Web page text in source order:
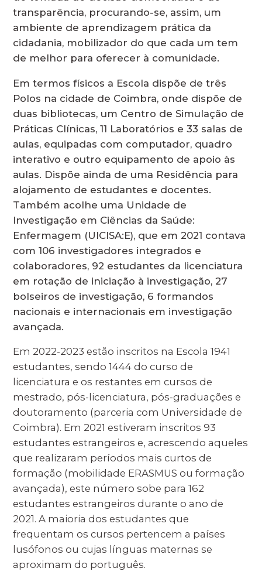
transparência, procurando-se, assim, um
ambiente de aprendizagem prática da
cidadania, mobilizador do que cada um tem
de melhor para oferecer à comunidade.
Em termos físicos a Escola dispõe de três
Polos na cidade de Coimbra, onde dispõe de
duas bibliotecas, um Centro de Simulação de
Práticas Clínicas, 11 Laboratórios e 33 salas de
aulas, equipadas com computador, quadro
interativo e outro equipamento de apoio às
aulas. Dispõe ainda de uma Residência para
alojamento de estudantes e docentes.
Também acolhe uma Unidade de
Investigação em Ciências da Saúde:
Enfermagem (UICISA:E), que em 2021 contava
com 106 investigadores integrados e
colaboradores, 92 estudantes da licenciatura
em rotação de iniciação à investigação, 27
bolseiros de investigação, 6 formandos
nacionais e internacionais em investigação
avançada.
Em 2022-2023 estão inscritos na Escola 1941
estudantes, sendo 1444 do curso de
licenciatura e os restantes em cursos de
mestrado, pós-licenciatura, pós-graduações e
doutoramento (parceria com Universidade de
Coimbra). Em 2021 estiveram inscritos 93
estudantes estrangeiros e, acrescendo aqueles
que realizaram períodos mais curtos de
formação (mobilidade ERASMUS ou formação
avançada), este número sobe para 162
estudantes estrangeiros durante o ano de
2021. A maioria dos estudantes que
frequentam os cursos pertencem a países
lusófonos ou cujas línguas maternas se
aproximam do português.